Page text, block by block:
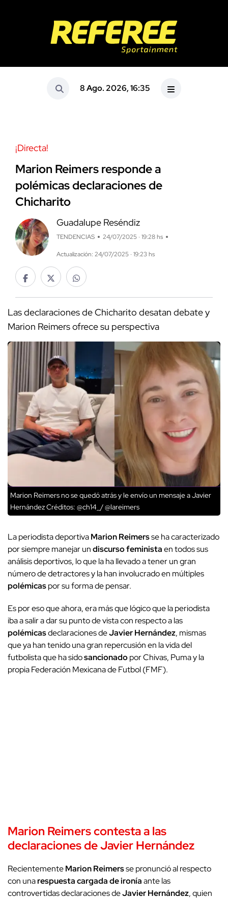
8 Ago. 2026, 16:35
¡Directa!
Marion Reimers responde a
polémicas declaraciones de
Chicharito
Guadalupe Reséndiz
TENDENCIAS 24/07/2025 · 19:28 hs
Actualización: 24/07/2025 · 19:23 hs
Las declaraciones de Chicharito desatan debate y
Marion Reimers ofrece su perspectiva
Marion Reimers no se quedó atrás y le envío un mensaje a Javier
HernándezCréditos: @ch14_/ @lareimers
La periodista deportivaMarion Reimersse ha caracterizado
por siempre manejar undiscurso feministaen todos sus
análisis deportivos, lo que la ha llevado a tener un gran
número de detractores y la han involucrado en múltiples
polémicaspor su forma de pensar.
Es por eso que ahora, era más que lógico que la periodista
iba a salir a dar su punto de vista con respecto a las
polémicasdeclaraciones deJavier Hernández, mismas
que ya han tenido una gran repercusión en la vida del
futbolista que ha sidosancionadopor Chivas, Puma y la
propia Federación Mexicana de Futbol (FMF).
Marion Reimerscontesta a las
declaraciones deJavier Hernández
RecientementeMarion Reimersse pronunció al respecto
con unarespuesta cargada de ironíaante las
controvertidas declaraciones deJavier Hernández, quien